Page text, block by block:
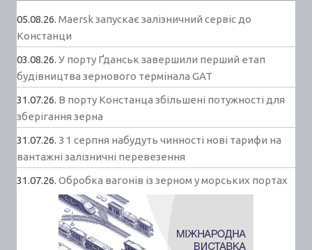
05.08.26. Maersk запускає залізничний сервіс до
Констанци
03.08.26. У порту Ґданськ завершили перший етап
будівництва зернового термінала GAT
31.07.26. В порту Констанца збільшені потужності для
зберігання зерна
31.07.26. З 1 серпня набудуть чинності нові тарифи на
вантажні залізничні перевезення
31.07.26. Обробка вагонів із зерном у морських портах